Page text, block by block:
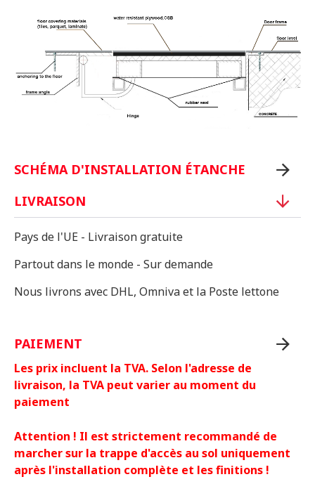
SCHÉMA D'INSTALLATION ÉTANCHE
LIVRAISON
Pays de l'UE - Livraison gratuite
Partout dans le monde - Sur demande
Nous livrons avec DHL, Omniva et la Poste lettone
PAIEMENT
Les prix incluent la TVA. Selon l'adresse de
livraison, la TVA peut varier au moment du
paiement
Attention ! Il est strictement recommandé de
marcher sur la trappe d'accès au sol uniquement
après l'installation complète et les finitions !